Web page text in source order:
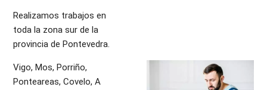
Realizamos trabajos en
toda la zona sur de la
provincia de Pontevedra.
Vigo, Mos, Porriño,
Ponteareas, Covelo, A